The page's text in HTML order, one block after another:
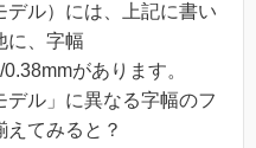
デル）には、上記に書い
に、字幅
があります。
デル」に異なる字幅のフ
えてみると？